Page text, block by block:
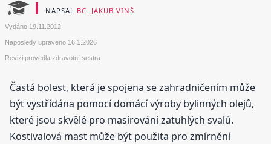
NAPSAL BC. JAKUB VINŠ
Vydáno 19.11.2012
Naposledy upraveno 16.1.2026
Revizi provedla zdravotní sestra
Častá bolest, která je spojena se zahradničením může
být vystřídána pomocí domácí výroby bylinných olejů,
které jsou skvělé pro masírování zatuhlých svalů.
Kostivalová mast může být použita pro zmírnění